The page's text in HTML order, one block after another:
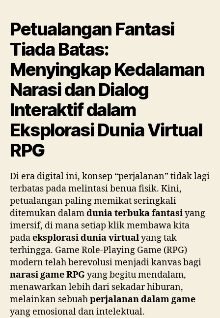
Petualangan Fantasi
Tiada Batas:
Menyingkap Kedalaman
Narasi dan Dialog
Interaktif dalam
Eksplorasi Dunia Virtual
RPG
Di era digital ini, konsep “perjalanan” tidak lagi
terbatas pada melintasi benua fisik. Kini,
petualangan paling memikat seringkali
ditemukan dalamdunia terbuka fantasiyang
imersif, di mana setiap klik membawa kita
padaeksplorasi dunia virtualyang tak
terhingga. Game Role-Playing Game (RPG)
modern telah berevolusi menjadi kanvas bagi
narasi game RPGyang begitu mendalam,
menawarkan lebih dari sekadar hiburan,
melainkan sebuahperjalanan dalam game
yang emosional dan intelektual.